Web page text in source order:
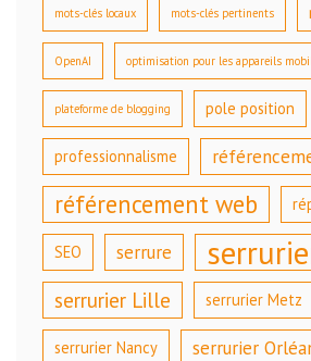
mots-clés locaux mots-clés pertinents
OpenAI optimisation pour les appareils
plateforme de blogging pole position
professionnalisme
référencement web
SEO serrure
serrurier Lille serrurier Metz
serrurier Nancy serrurier